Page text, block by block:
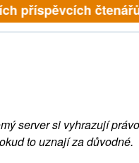
příspěvcích
server si vyhrazují
to uznají za důvodné.